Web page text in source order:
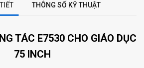
THÔNG SỐ KỸ THUẬT
TÁC E7530 CHO GIÁO DỤC
75 INCH